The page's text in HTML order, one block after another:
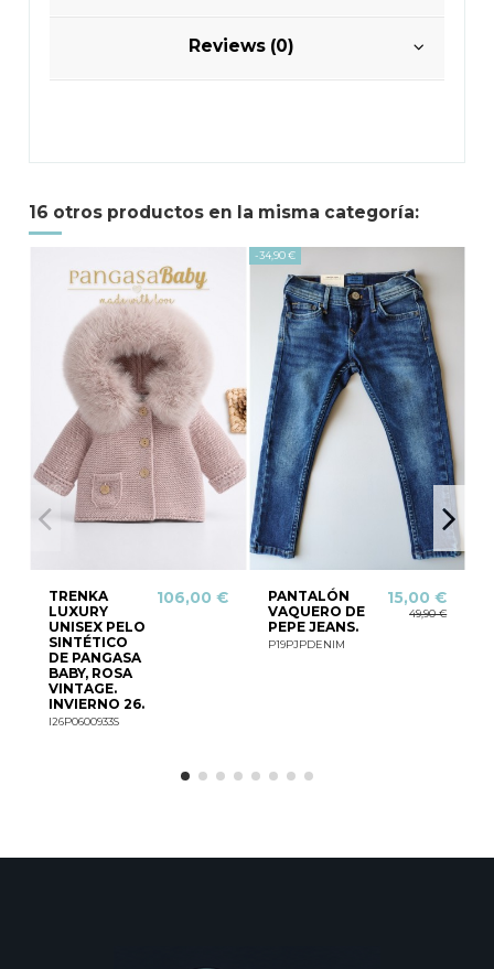
Reviews (0)
16 otros productos en la misma categoría:
TRENKA
LUXURY
UNISEX PELO
SINTÉTICO
DE PANGASA
BABY, ROSA
VINTAGE.
INVIERNO 26.
I26P0600933S
106,00 €
-34,90 €
PANTALÓN
VAQUERO DE
PEPE JEANS.
P19PJPDENIM
15,00 €
49,90 €